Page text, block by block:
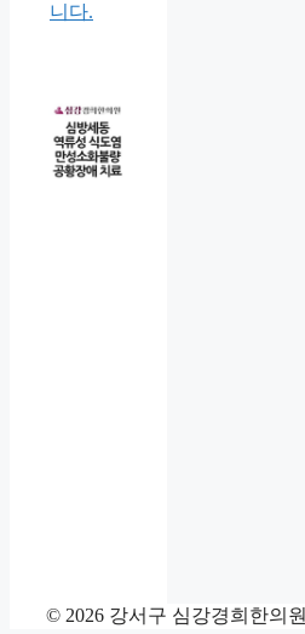
니다.
© 2026 강서구 심강경희한의원